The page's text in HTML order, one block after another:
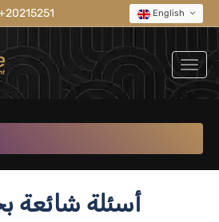
English
أسئلة